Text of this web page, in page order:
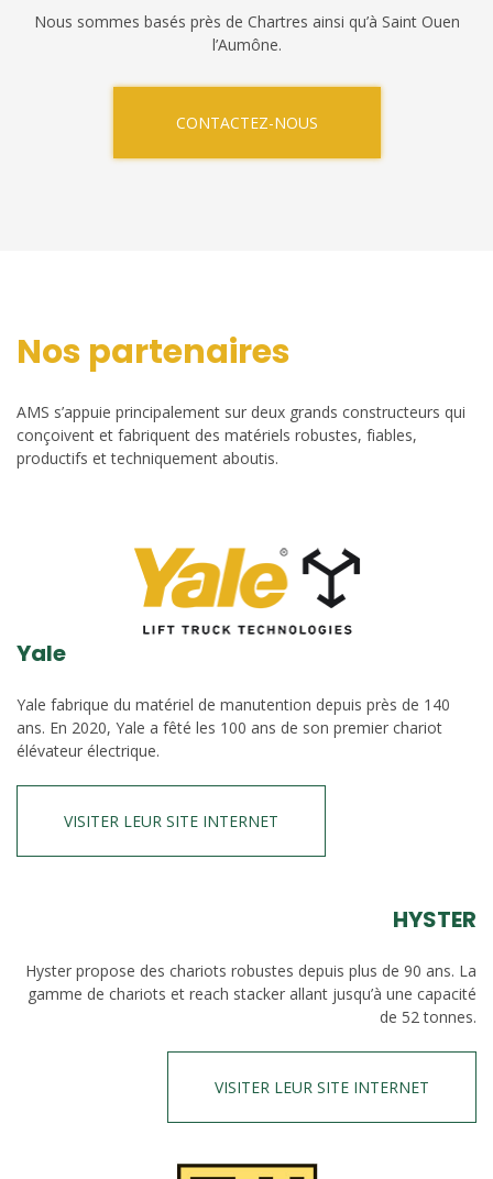
Nous sommes basés près de Chartres ainsi qu’à Saint Ouen
l’Aumône.
CONTACTEZ-NOUS
Nos partenaires
AMS s’appuie principalement sur deux grands constructeurs qui
conçoivent et fabriquent des matériels robustes, fiables,
productifs et techniquement aboutis.
Yale
Yale fabrique du matériel de manutention depuis près de 140
ans. En 2020, Yale a fêté les 100 ans de son premier chariot
élévateur électrique.
VISITER LEUR SITE INTERNET
HYSTER
Hyster propose des chariots robustes depuis plus de 90 ans. La
gamme de chariots et reach stacker allant jusqu’à une capacité
de 52 tonnes.
VISITER LEUR SITE INTERNET